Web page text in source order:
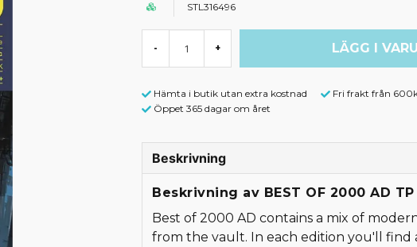
STL316496
- + LÄGG I
Hämta i butik utan extra kostnad Fri frakt från
Öppet 365 dagar om året
Beskrivning
Beskrivning av BEST OF 2000 AD
Best of 2000 AD contains a mix of
from the vault. In each edition you'll find